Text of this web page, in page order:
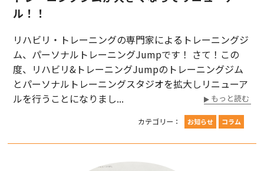
ル！！
リハビリ・トレーニングの専門家によるトレーニングジ
ム、パーソナルトレーニングJumpです！ さて！この
度、リハビリ&トレーニングJumpのトレーニングジム
とパーソナルトレーニングスタジオを拡大しリニューア
ルを行うことになりまし...
もっと読む
カテゴリー： お知らせ コラム